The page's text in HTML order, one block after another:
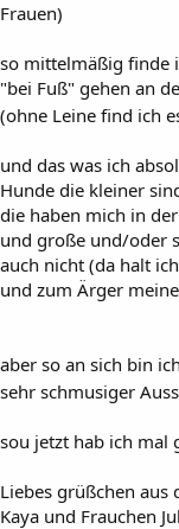
Frauen)
so mittelmäßig finde
"bei Fuß" gehen an
(ohne Leine find ich
und das was ich
Hunde die kleiner
die haben mich in
und große und/oder
auch nicht (da halt
und zum Ärger
aber so an sich bin
sehr schmusiger
sou jetzt hab ich mal
Liebes grüßchen aus
Kaya und Frauchen